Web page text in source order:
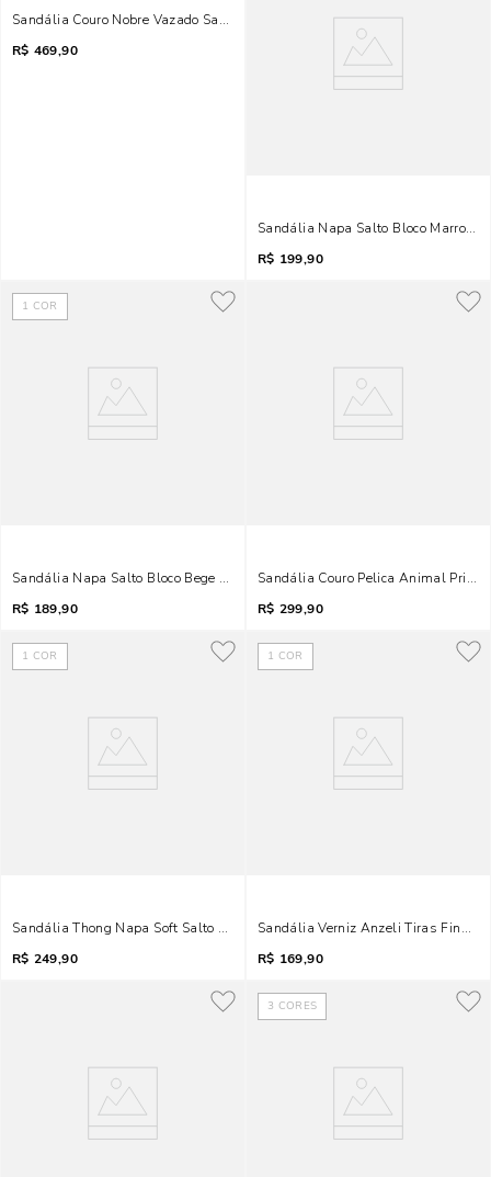
Sandália Couro Nobre Vazado Salto Grosso Amarelo
R$ 469,90
Sandália Napa Salto Bloco Marrom
R$ 199,90
1 COR
Sandália Napa Salto Bloco Bege Tira Amarração
R$ 189,90
Sandália Couro Pelica Animal Print
R$ 299,90
1 COR
Sandália Thong Napa Soft Salto Fino Preto
R$ 249,90
1 COR
Sandália Verniz Anzeli Tiras Finas
R$ 169,90
3 CORES